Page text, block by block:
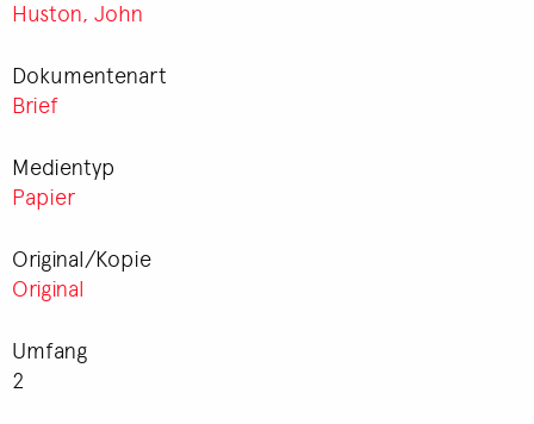
Huston, John
Dokumentenart
Brief
Medientyp
Papier
Original/Kopie
Original
Umfang
2